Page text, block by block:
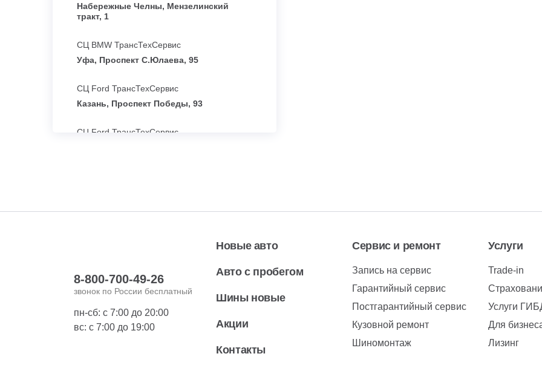
Набережные Челны, Мензелинский
тракт, 1
СЦ BMW ТрансТехСервис
Уфа, Проспект С.Юлаева, 95
СЦ Ford ТрансТехСервис
Казань, Проспект Победы, 93
СЦ Ford ТрансТехСервис
Казань, Проспект Ибрагимова, 48
СЦ Renault ТрансТехСервис
Казань, Мамадышский тракт, 30
СЦ Kia ТрансТехСервис
Казань, Проспект Победы, 194/1
8-800-700-49-26
звонок по России бесплатный
пн-сб: с 7:00 до 20:00
вс: с 7:00 до 19:00
Новые авто
Авто с пробегом
Шины новые
Акции
Контакты
Сервис и ремонт
Запись на сервис
Гарантийный сервис
Постгарантийный сервис
Кузовной ремонт
Шиномонтаж
Услуги
Trade-in
Услуги
Для
Лизинг